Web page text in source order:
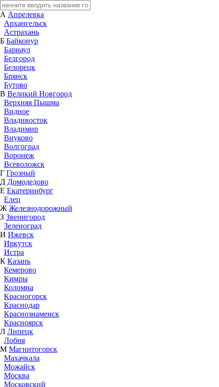
А Апрелевка
Архангельск
Астрахань
Б Байконур
Барнаул
Белгород
Белорецк
Брянск
Бутово
В Великий Новгород
Верхняя Пышма
Видное
Владивосток
Владимир
Внуково
Волгоград
Воронеж
Всеволожск
Г Грозный
Д Домодедово
Е Екатеринбург
Елец
Ж Железнодорожный
З Звенигород
Зеленоград
И Ижевск
Иркутск
Истра
К Казань
Кемерово
Кимры
Коломна
Красногорск
Краснодар
Краснознаменск
Красноярск
Л Липецк
Лобня
М Магнитогорск
Махачкала
Можайск
Москва
Московский